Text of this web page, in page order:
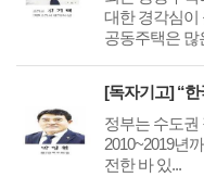
대한 경각심이
공동주택은 많
정부는 수도권
2010~2019년
전한 바 있...